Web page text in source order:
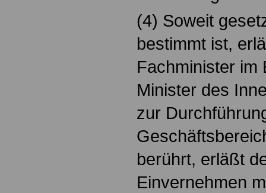
(4) Soweit
bestimmt ist,
Fachminister im
Minister des
zur
berührt, erläßt
Einvernehmen